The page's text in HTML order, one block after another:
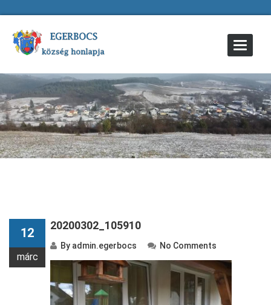
Toggle
12
márc
20200302_105910
By admin.egerbocs No Comments